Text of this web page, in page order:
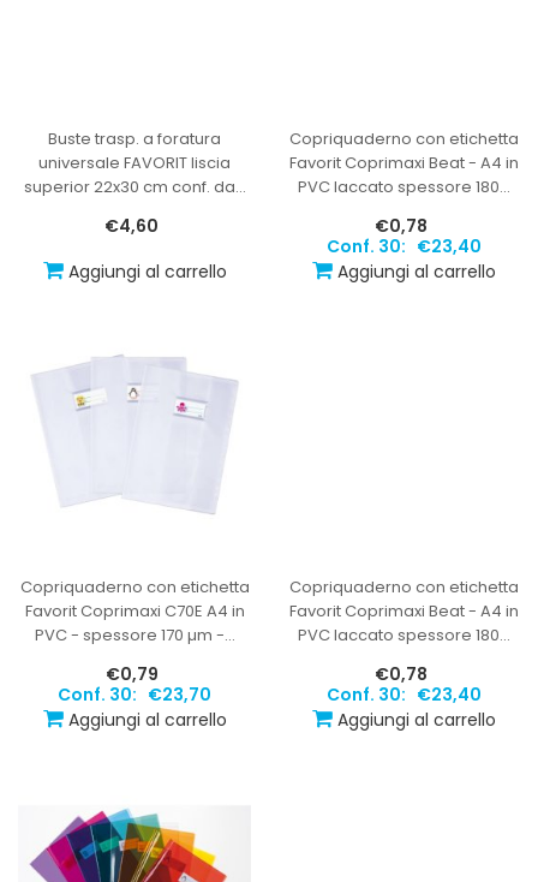
Buste trasp. a foratura
universale FAVORIT liscia
superior 22x30 cm conf. da…
€4,60
Aggiungi al carrello
Copriquaderno con etichetta
Favorit Coprimaxi Beat - A4 in
PVC laccato spessore 180…
€0,78
Conf. 30: €23,40
Aggiungi al carrello
Copriquaderno con etichetta
Favorit Coprimaxi C70E A4 in
PVC - spessore 170 µm -…
€0,79
Conf. 30: €23,70
Aggiungi al carrello
Copriquaderno con etichetta
Favorit Coprimaxi Beat - A4 in
PVC laccato spessore 180…
€0,78
Conf. 30: €23,40
Aggiungi al carrello